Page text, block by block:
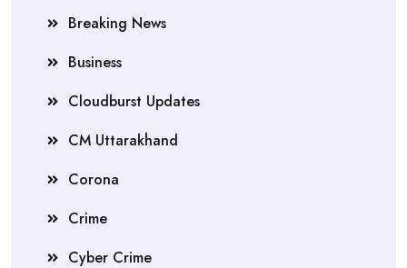
Breaking News
Business
Cloudburst Updates
CM Uttarakhand
Corona
Crime
Cyber Crime